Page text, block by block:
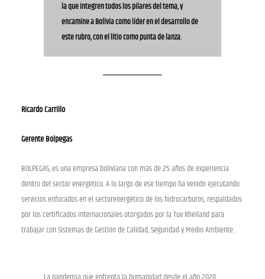
la que integren todos los pilares del tema, y
encamine a Bolivia como líder en el desarrollo de
este rubro, con el litio como punta de lanza.
Ricardo Carrillo
Gerente Bolpegas
BOLPEGAS, es una empresa boliviana con más de 25 años de experiencia
dentro del sector energético. A lo largo de ese tiempo ha venido ejecutando
servicios enfocados en el sectorenergético de los hidrocarburos, respaldados
por los certificados internacionales otorgados por la Tuv Rheiland para
trabajar con Sistemas de Gestión de Calidad, Seguridad y Medio Ambiente.